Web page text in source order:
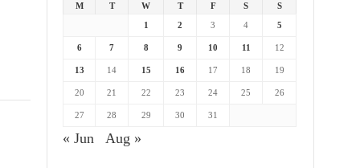
M T W T F S
S
1
2 3 4 5
6 7 8 9 10 11 12
13 14 15 16 17 18 19
20 21 22 23 24 25 26
27 28 29 30 31
« Jun Aug »